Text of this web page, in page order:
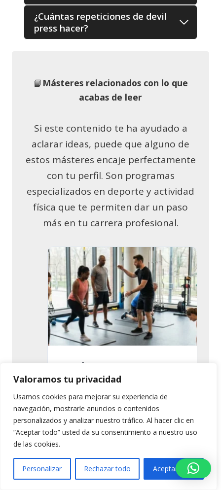
Valoramos tu privacidad
Usamos cookies para mejorar su experiencia de
navegación, mostrarle anuncios o contenidos
personalizados y analizar nuestro tráfico. Al hacer clic en
“Aceptar todo” usted da su consentimiento a nuestro uso
de las cookies.
Personalizar Rechazar todo Aceptar todo
¿Cuántas repeticiones de devil
press hacer?
📘 Másteres relacionados con lo que
acabas de leer
Si este contenido te ha ayudado a
aclarar ideas, puede que alguno de
estos másteres encaje perfectamente
con tu perfil. Son programas
especializados en deporte y actividad
física que te permiten dar un paso
más en tu carrera profesional.
Máster Calistenia
Profesional
€2,400.00
CARRITO